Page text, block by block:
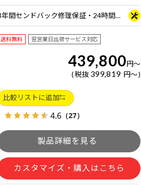
3年間センドバック修理保証・24時間×365日電話サポート
送料無料 翌営業日出荷サービス対応
439,800円～
税抜 399,819 円～
比較リストに追加
4.6 （27）
カスタマイズ・購入はこちら